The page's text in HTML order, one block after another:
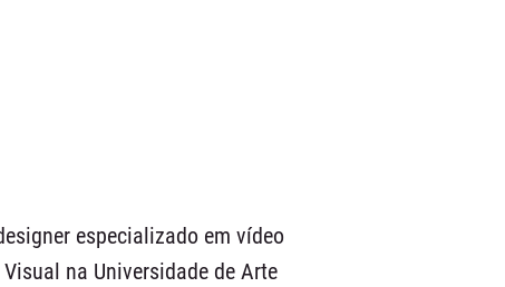
especializado em vídeo
na Universidade de Arte